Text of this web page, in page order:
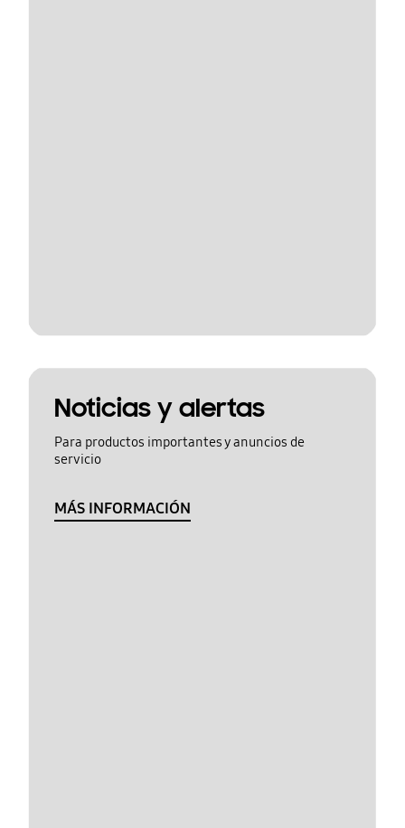
Noticias y alertas
Para productos importantes y anuncios de
servicio
MÁS INFORMACIÓN